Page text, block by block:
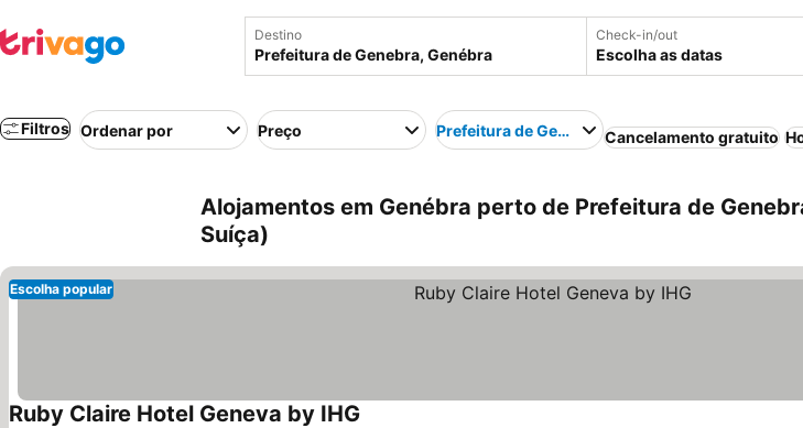
Destino Check-in/out
Escolha as datas
Filtros Ordenar por Preço Prefeitura de Genebra Cancelamento gratuito
Alojamentos em Genébra perto de Prefeitura de
Suíça)
Escolha popular
Ruby Claire Hotel Geneva by IHG